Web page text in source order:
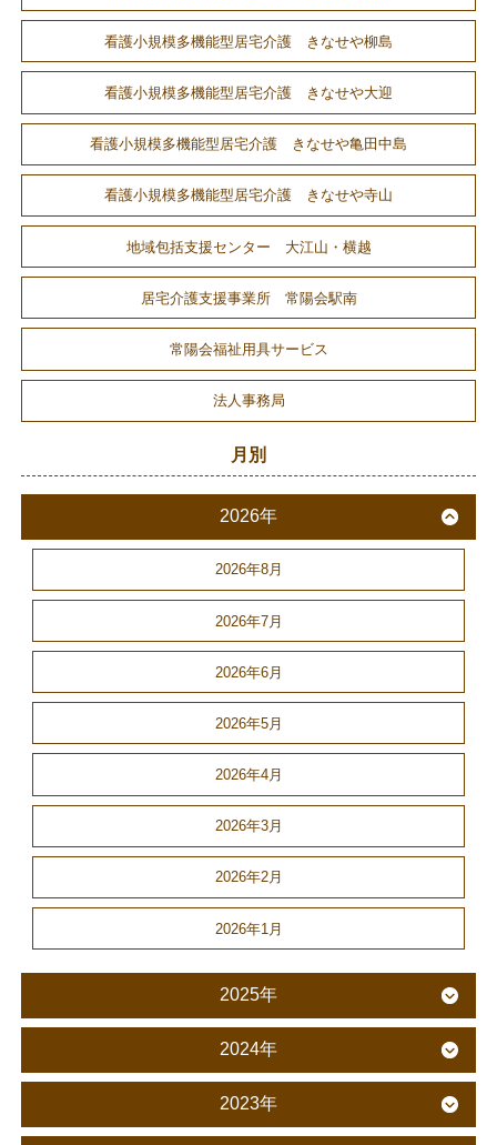
看護小規模多機能型居宅介護 きなせや柳島
看護小規模多機能型居宅介護 きなせや大迎
看護小規模多機能型居宅介護 きなせや亀田中島
看護小規模多機能型居宅介護 きなせや寺山
地域包括支援センター 大江山・横越
居宅介護支援事業所 常陽会駅南
常陽会福祉用具サービス
法人事務局
月別
2026年
2026年8月
2026年7月
2026年6月
2026年5月
2026年4月
2026年3月
2026年2月
2026年1月
2025年
2024年
2023年